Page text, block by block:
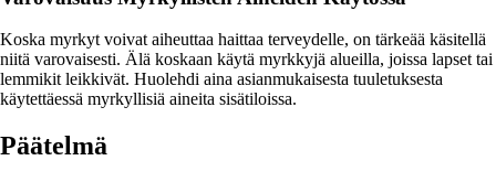
Koska myrkyt voivat aiheuttaa haittaa terveydelle, on tärkeää käsitellä
niitä varovaisesti. Älä koskaan käytä myrkkyjä alueilla, joissa lapset tai
lemmikit leikkivät. Huolehdi aina asianmukaisesta tuuletuksesta
käytettäessä myrkyllisiä aineita sisätiloissa.
Päätelmä